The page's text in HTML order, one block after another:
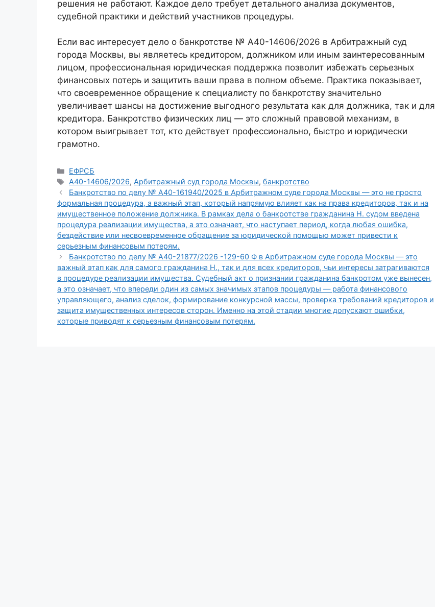
решения не работают. Каждое дело требует детального анализа документов,
судебной практики и действий участников процедуры.
Если вас интересует дело о банкротстве № А40-14606/2026 в Арбитражный суд
города Москвы, вы являетесь кредитором, должником или иным заинтересованным
лицом, профессиональная юридическая поддержка позволит избежать серьезных
финансовых потерь и защитить ваши права в полном объеме. Практика показывает,
что своевременное обращение к специалисту по банкротству значительно
увеличивает шансы на достижение выгодного результата как для должника, так и для
кредитора. Банкротство физических лиц — это сложный правовой механизм, в
котором выигрывает тот, кто действует профессионально, быстро и юридически
грамотно.
Рубрики
ЕФРСБ
Метки
А40-14606/2026, Арбитражный суд города Москвы,банкротство
Банкротство по делу № А40-161940/2025 в Арбитражном суде города Москвы — это не просто
формальная процедура, а важный этап, который напрямую влияет как на права кредиторов, так и на
имущественное положение должника. В рамках дела о банкротстве гражданина Н. судом введена
процедура реализации имущества, а это означает, что наступает период, когда любая ошибка,
бездействие или несвоевременное обращение за юридической помощью может привести к
серьезным финансовым потерям.
Банкротство по делу № А40-21877/2026 -129-60 Ф в Арбитражном суде города Москвы — это
важный этап как для самого гражданина Н., так и для всех кредиторов, чьи интересы затрагиваются
в процедуре реализации имущества. Судебный акт о признании гражданина банкротом уже вынесен,
а это означает, что впереди один из самых значимых этапов процедуры — работа финансового
управляющего, анализ сделок, формирование конкурсной массы, проверка требований кредиторов и
защита имущественных интересов сторон. Именно на этой стадии многие допускают ошибки,
которые приводят к серьезным финансовым потерям.